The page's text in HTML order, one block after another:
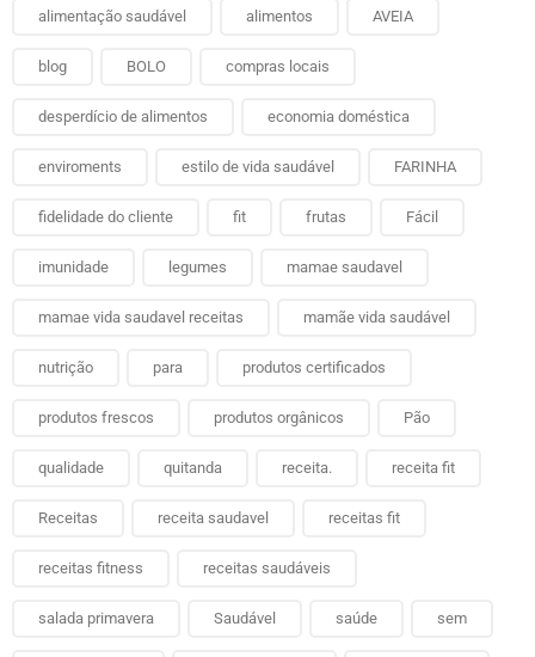
alimentação saudável alimentos AVEIA
blog BOLO compras locais
desperdício de alimentos economia doméstica
enviroments estilo de vida saudável FARINHA
fidelidade do cliente fit frutas Fácil
imunidade legumes mamae saudavel
mamae vida saudavel receitas mamãe vida saudável
nutrição para produtos certificados
produtos frescos produtos orgânicos Pão
qualidade quitanda receita. receita fit
Receitas receita saudavel receitas fit
receitas fitness receitas saudáveis
salada primavera Saudável saúde sem